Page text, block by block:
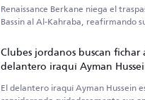
Renaissance Berkane niega el
Bassin al Al-Kahraba, reafirmando
Clubes jordanos buscan fichar
delantero iraquí Ayman
El delantero iraquí Ayman Hussein